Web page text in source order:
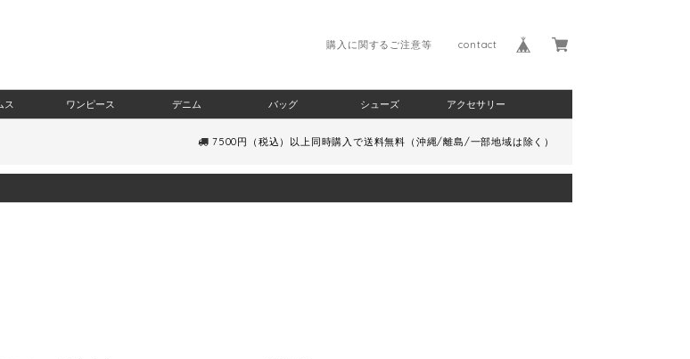
contact
購入に関するご注意等
ス ワンピース デニム バッグ シューズ アクセサリー
7500円（税込）以上同時購入で送料無料（沖縄/離島/一部地域は除く）